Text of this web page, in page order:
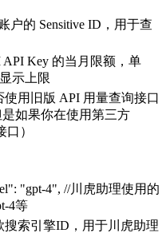
户的 Sensitive ID，用于查
API Key 的当月限额，单
示上限
使用旧版 API 用量查询接口
是如果你在使用第三方
）
: "gpt-4", //川虎助理使用的
4等
搜索引擎ID，用于川虎助理